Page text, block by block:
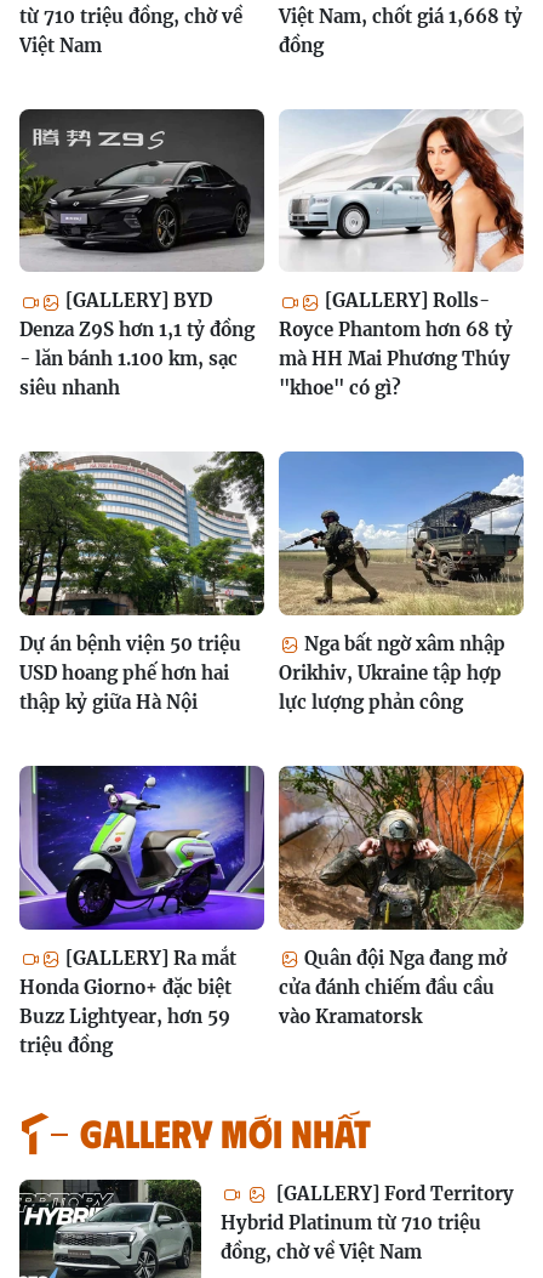
từ 710 triệu đồng, chờ về
Việt Nam
Việt Nam, chốt giá 1,668 tỷ
đồng
[GALLERY] BYD
Denza Z9S hơn 1,1 tỷ đồng
- lăn bánh 1.100 km, sạc
siêu nhanh
[GALLERY] Rolls-
Royce Phantom hơn 68 tỷ
mà HH Mai Phương Thúy
"khoe" có gì?
Dự án bệnh viện 50 triệu
USD hoang phế hơn hai
thập kỷ giữa Hà Nội
Nga bất ngờ xâm nhập
Orikhiv, Ukraine tập hợp
lực lượng phản công
[GALLERY] Ra mắt
Honda Giorno+ đặc biệt
Buzz Lightyear, hơn 59
triệu đồng
Quân đội Nga đang mở
cửa đánh chiếm đầu cầu
vào Kramatorsk
GALLERY MỚI NHẤT
[GALLERY] Ford Territory
Hybrid Platinum từ 710 triệu
đồng, chờ về Việt Nam